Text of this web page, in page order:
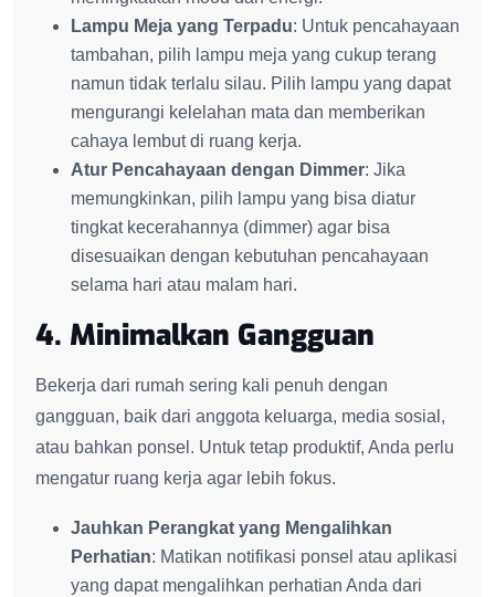
Lampu Meja yang Terpadu: Untuk pencahayaan
tambahan, pilih lampu meja yang cukup terang
namun tidak terlalu silau. Pilih lampu yang dapat
mengurangi kelelahan mata dan memberikan
cahaya lembut di ruang kerja.
Atur Pencahayaan dengan Dimmer: Jika
memungkinkan, pilih lampu yang bisa diatur
tingkat kecerahannya (dimmer) agar bisa
disesuaikan dengan kebutuhan pencahayaan
selama hari atau malam hari.
4. Minimalkan Gangguan
Bekerja dari rumah sering kali penuh dengan
gangguan, baik dari anggota keluarga, media sosial,
atau bahkan ponsel. Untuk tetap produktif, Anda perlu
mengatur ruang kerja agar lebih fokus.
Jauhkan Perangkat yang Mengalihkan
Perhatian: Matikan notifikasi ponsel atau aplikasi
yang dapat mengalihkan perhatian Anda dari